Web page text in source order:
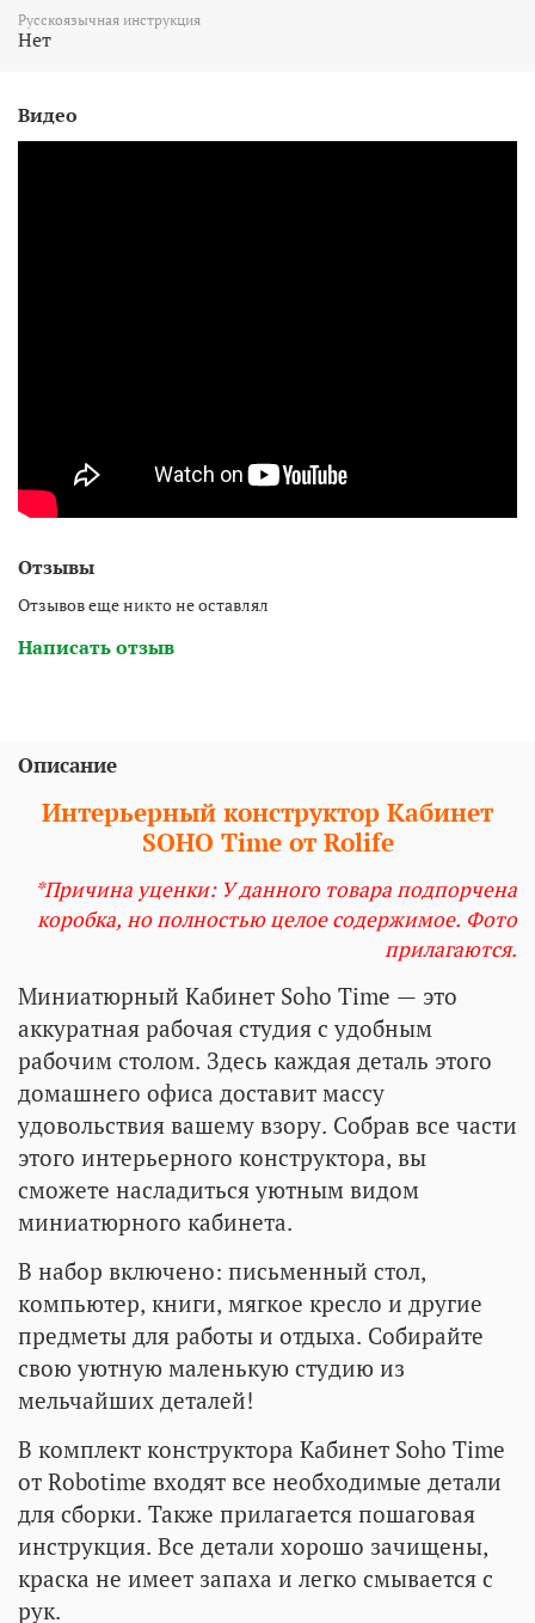
Русскоязычная инструкция
Нет
Видео
Отзывы
Отзывов еще никто не оставлял
Написать отзыв
Описание
Интерьерный конструктор Кабинет
SOHO Time от Rolife
*Причина уценки: У данного товара подпорчена
коробка, но полностью целое содержимое. Фото
прилагаются.
Миниатюрный Кабинет Soho Time — это
аккуратная рабочая студия с удобным
рабочим столом. Здесь каждая деталь этого
домашнего офиса доставит массу
удовольствия вашему взору. Собрав все части
этого интерьерного конструктора, вы
сможете насладиться уютным видом
миниатюрного кабинета.
В набор включено: письменный стол,
компьютер, книги, мягкое кресло и другие
предметы для работы и отдыха. Собирайте
свою уютную маленькую студию из
мельчайших деталей!
В комплект конструктора Кабинет Soho Time
от Robotime входят все необходимые детали
для сборки. Также прилагается пошаговая
инструкция. Все детали хорошо зачищены,
краска не имеет запаха и легко смывается с
рук.